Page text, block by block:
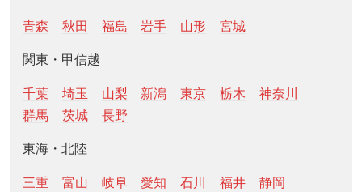
青森 秋田 福島 岩手 山形 宮城
関東・甲信越
千葉 埼玉 山梨 新潟 東京 栃木
神奈川
群馬
茨城 長野
東海・北陸
三重 富山 岐阜 愛知 石川 福井 静岡